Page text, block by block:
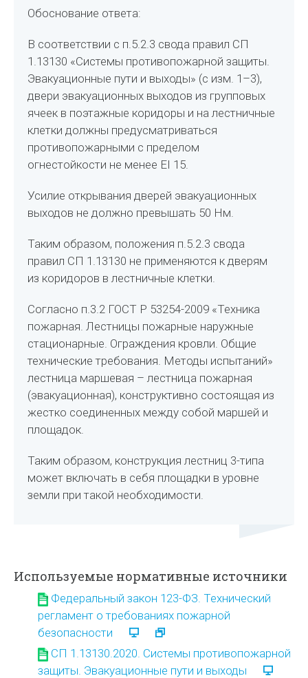
Обоснование ответа:
В соответствии с п.5.2.3 свода правил СП
1.13130 «Системы противопожарной защиты.
Эвакуационные пути и выходы» (с изм. 1–3),
двери эвакуационных выходов из групповых
ячеек в поэтажные коридоры и на лестничные
клетки должны предусматриваться
противопожарными с пределом
огнестойкости не менее EI 15.
Усилие открывания дверей эвакуационных
выходов не должно превышать 50 Нм.
Таким образом, положения п.5.2.3 свода
правил СП 1.13130 не применяются к дверям
из коридоров в лестничные клетки.
Согласно п.3.2 ГОСТ Р 53254-2009 «Техника
пожарная. Лестницы пожарные наружные
стационарные. Ограждения кровли. Общие
технические требования. Методы испытаний»
лестница маршевая – лестница пожарная
(эвакуационная), конструктивно состоящая из
жестко соединенных между собой маршей и
площадок.
Таким образом, конструкция лестниц 3-типа
может включать в себя площадки в уровне
земли при такой необходимости.
Используемые нормативные источники
Федеральный закон 123-ФЗ. Технический
регламент о требованиях пожарной
безопасности
СП 1.13130.2020. Системы противопожарной
защиты. Эвакуационные пути и выходы